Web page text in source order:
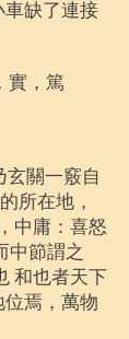
缺了連接
實，篤
關一竅自
所在地，
中庸：喜怒
中節謂之
和也者天下
焉，萬物